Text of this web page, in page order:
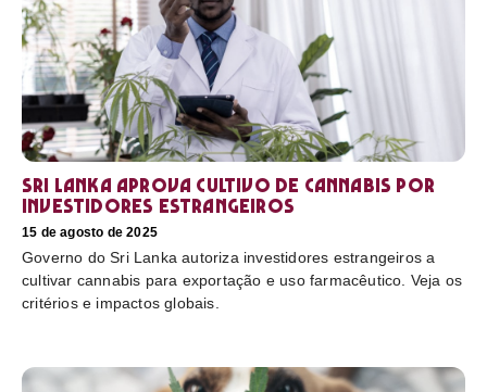
Sri Lanka aprova cultivo de cannabis por
investidores estrangeiros
15 de agosto de 2025
Governo do Sri Lanka autoriza investidores estrangeiros a
cultivar cannabis para exportação e uso farmacêutico. Veja os
critérios e impactos globais.